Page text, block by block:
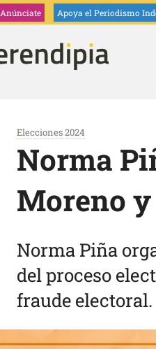
Anúnciate Apoya el Periodismo
Elecciones 2024
Norma
Moreno
Norma Piña
del proceso
fraude electoral.